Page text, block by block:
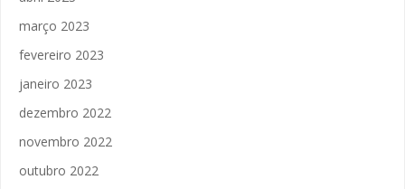
março 2023
fevereiro 2023
janeiro 2023
dezembro 2022
novembro 2022
outubro 2022